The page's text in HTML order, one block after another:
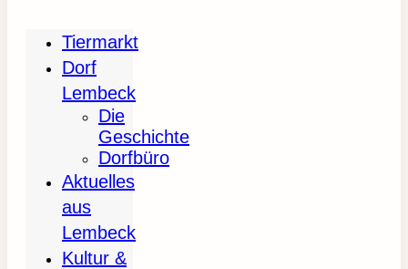
Tiermarkt
Dorf
Lembeck
Die
Geschichte
Dorfbüro
Aktuelles
aus
Lembeck
Kultur &